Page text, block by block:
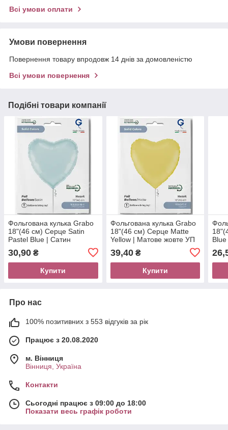
Всі умови оплати
Умови повернення
Повернення товару впродовж 14 днів за домовленістю
Всі умови повернення
Подібні товари компанії
Фольгована кулька Grabo
18"(46 см) Серце Satin
Pastel Blue | Сатин
30,90 ₴
Купити
Фольгована кулька Grabo
18"(46 см) Серце Matte
Yellow | Матове жовте УП
39,40₴
Купити
Про нас
100% позитивних з 553 відгуків за рік
Працює з 20.08.2020
м. Вінниця
Вінниця, Україна
Контакти
Сьогодні працює з 09:00 до 18:00
Показати весь графік роботи